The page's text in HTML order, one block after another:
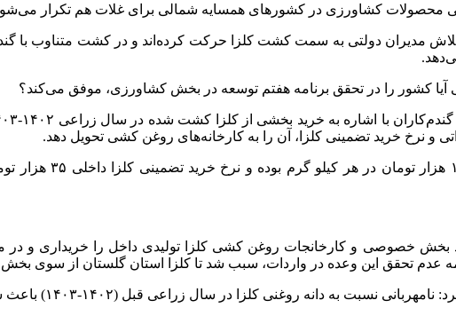
محصولات کشاورزی در کشورهای همسایه شمالی برای غلات هم تکرار می‌شود
تلاش مدیران دولتی به سمت کشتکلزا
حرکت کرده‌اند و در کشت متناوب با
آیا کشور را در تحقق برنامه هفتم توسعه در بخش کشاورزی، موفق می‌کند؟
با اشاره به خرید بخشی ازکلزا
و نرخ خرید تضمینی کلزا ، آن را به کارخانه‌های روغن کشی تحویل دهد.
کلزا داخلی ۳۵ هزار تومان است؛ بنابراین دولت با پرداخت این مابه‌التفاوت،
کلزا
تولیدی داخل را خریداری و
عدم تحقق این وعده در واردات، سبب شد تا کلزا استان گلستان از سوی بخش
نامهربانی نسبت به دانه روغنی کلزا در سال زراعی قبل (۱۴۰۲-۱۴۰۳) باعث شد تا سطح کشت این محصول در سال زراعی ۱۴۰۳-۱۴۰۴ کاهش پیدا کند.